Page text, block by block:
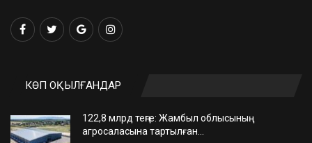
КӨП ОҚЫЛҒАНДАР
122,8 млрд теңге: Жамбыл облысының
агросаласына тартылған…